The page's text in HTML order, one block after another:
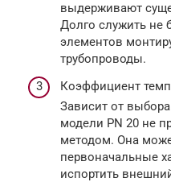
выдерживают
Долго служить не
элементов
трубопроводы.
Коэффициент
Зависит от
модели PN 20 не
методом. Она
первоначальные
испортить